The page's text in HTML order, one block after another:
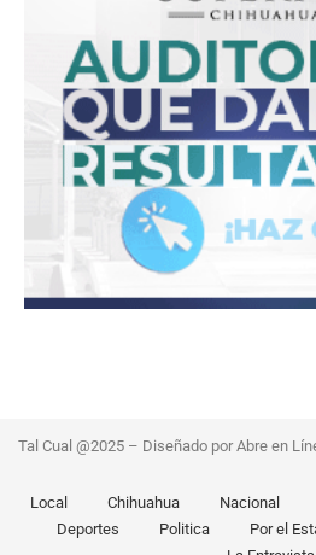
Tal Cual @2025 – Diseñado por Abre en
Local Chihuahua Nacional
Deportes
Politica Por el